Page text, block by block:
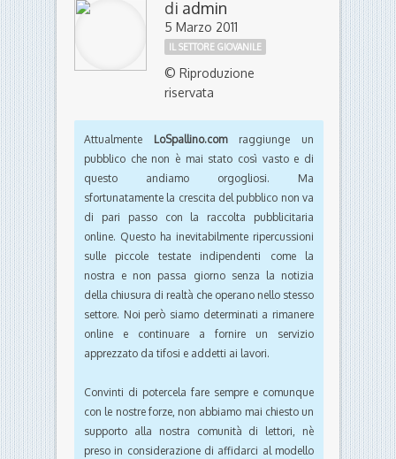
di admin
5 Marzo 2011
IL SETTORE GIOVANILE
© Riproduzione
riservata
Attualmente LoSpallino.comraggiunge un
pubblico che non è mai stato così vasto e di
questo andiamo orgogliosi. Ma
sfortunatamente la crescita del pubblico non va
di pari passo con la raccolta pubblicitaria
online. Questo ha inevitabilmente ripercussioni
sulle piccole testate indipendenti come la
nostra e non passa giorno senza la notizia
della chiusura di realtà che operano nello stesso
settore. Noi però siamo determinati a rimanere
online e continuare a fornire un servizio
apprezzato da tifosi e addetti ai lavori.
Convinti di potercela fare sempre e comunque
con le nostre forze, non abbiamo mai chiesto un
supporto alla nostra comunità di lettori, nè
preso in considerazione di affidarci al modello